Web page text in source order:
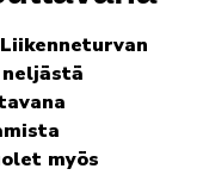
myös